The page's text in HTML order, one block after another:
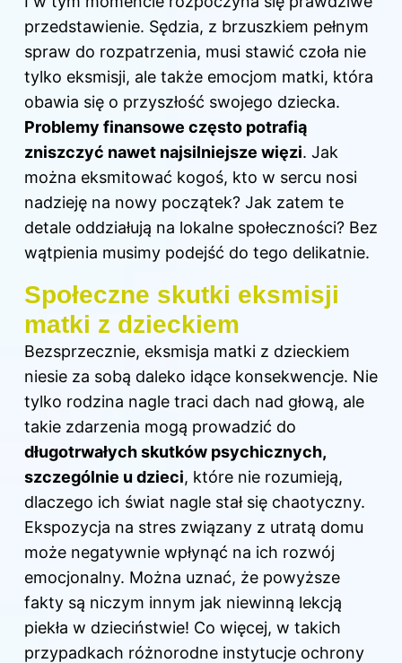
przedstawienie. Sędzia, z brzuszkiem pełnym
spraw do rozpatrzenia, musi stawić czoła nie
tylko eksmisji, ale także emocjom matki, która
obawia się o przyszłość swojego dziecka.
Problemy finansowe często potrafią
zniszczyć nawet najsilniejsze więzi. Jak
można eksmitować kogoś, kto w sercu nosi
nadzieję na nowy początek? Jak zatem te
detale oddziałują na lokalne społeczności? Bez
wątpienia musimy podejść do tego delikatnie.
Społeczne skutki eksmisji
matki z dzieckiem
Bezsprzecznie, eksmisja matki z dzieckiem
niesie za sobą daleko idące konsekwencje. Nie
tylko rodzina nagle traci dach nad głową, ale
takie zdarzenia mogą prowadzić do
długotrwałych skutków psychicznych,
szczególnie u dzieci, które nie rozumieją,
dlaczego ich świat nagle stał się chaotyczny.
Ekspozycja na stres związany z utratą domu
może negatywnie wpłynąć na ich rozwój
emocjonalny. Można uznać, że powyższe
fakty są niczym innym jak niewinną lekcją
piekła w dzieciństwie! Co więcej, w takich
przypadkach różnorodne instytucje ochrony